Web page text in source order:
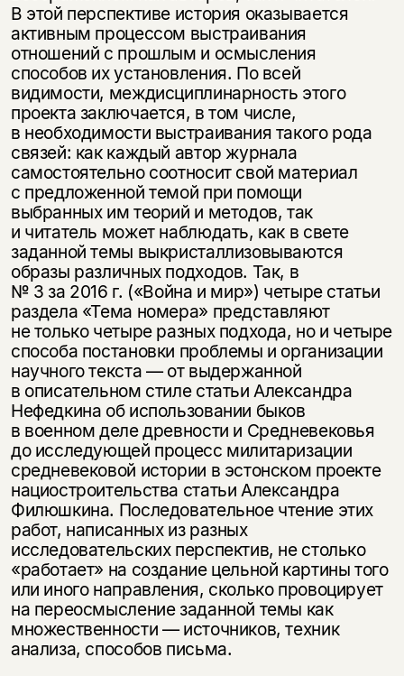
В этой перспективе история оказывается
активным процессом выстраивания
отношений с прошлым и осмысления
способов их установления. По всей
видимости, междисциплинарность этого
проекта заключается, в том числе,
в необходимости выстраивания такого рода
связей: как каждый автор журнала
самостоятельно соотносит свой материал
с предложенной темой при помощи
выбранных им теорий и методов, так
и читатель может наблюдать, как в свете
заданной темы выкристаллизовываются
образы различных подходов. Так, в
№ 3 за 2016 г. («Война и мир») четыре статьи
раздела «Тема номера» представляют
не только четыре разных подхода, но и четыре
способа постановки проблемы и организации
научного текста — от выдержанной
в описательном стиле статьи Александра
Нефедкина об использовании быков
в военном деле древности и Средневековья
до исследующей процесс милитаризации
средневековой истории в эстонском проекте
нациостроительства статьи Александра
Филюшкина. Последовательное чтение этих
работ, написанных из разных
исследовательских перспектив, не столько
«работает» на создание цельной картины того
или иного направления, сколько провоцирует
на переосмысление заданной темы как
множественности — источников, техник
анализа, способов письма.
Подписка на рассылку
Этой книги временно
нет в продаже.